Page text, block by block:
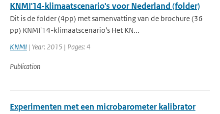
KNMI'14-klimaatscenario's voor Nederland (folder)
Dit is de folder (4pp) met samenvatting van de brochure (36
pp) KNMI'14-klimaatscenario's Het KN...
KNMI | Year: 2015 | Pages: 4
Publication
Experimenten met een microbarometer kalibrator